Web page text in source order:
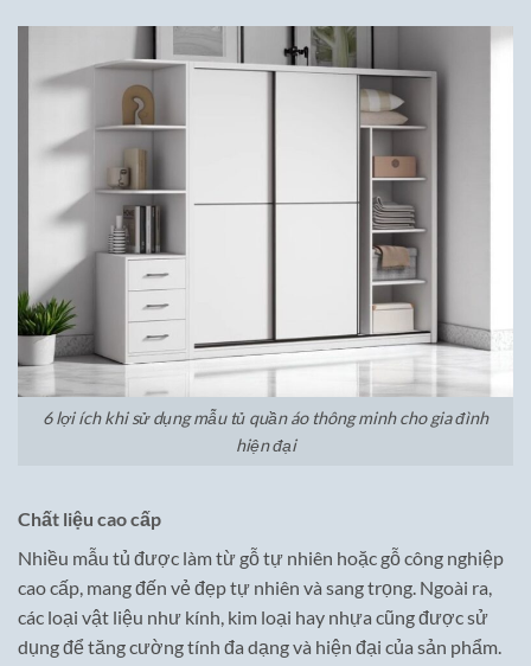
6 lợi ích khi sử dụng mẫu tủ quần áo thông minh cho gia đình
hiện đại
Chất liệu cao cấp
Nhiều mẫu tủ được làm từ gỗ tự nhiên hoặc gỗ công nghiệp
cao cấp, mang đến vẻ đẹp tự nhiên và sang trọng. Ngoài ra,
các loại vật liệu như kính, kim loại hay nhựa cũng được sử
dụng để tăng cường tính đa dạng và hiện đại của sản phẩm.